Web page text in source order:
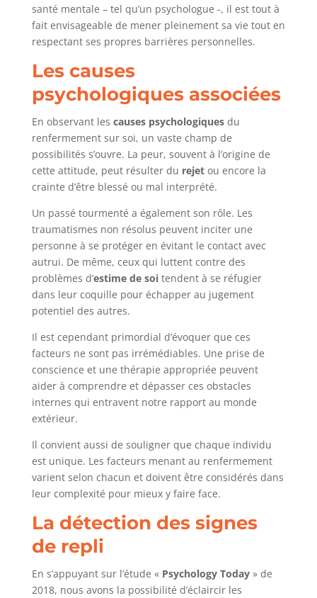
santé mentale – tel qu’un psychologue -, il est tout à
fait envisageable de mener pleinement sa vie tout en
respectant ses propres barrières personnelles.
Les causes
psychologiques associées
En observant les causes psychologiquesdu
renfermement sur soi, un vaste champ de
possibilités s’ouvre. La peur, souvent à l’origine de
cette attitude, peut résulter du rejetou encore la
crainte d’être blessé ou mal interprété.
Un passé tourmenté a également son rôle. Les
traumatismes non résolus peuvent inciter une
personne à se protéger en évitant le contact avec
autrui. De même, ceux qui luttent contre des
problèmes d’estime de soitendent à se réfugier
dans leur coquille pour échapper au jugement
potentiel des autres.
Il est cependant primordial d’évoquer que ces
facteurs ne sont pas irrémédiables. Une prise de
conscience et une thérapie appropriée peuvent
aider à comprendre et dépasser ces obstacles
internes qui entravent notre rapport au monde
extérieur.
Il convient aussi de souligner que chaque individu
est unique. Les facteurs menant au renfermement
varient selon chacun et doivent être considérés dans
leur complexité pour mieux y faire face.
La détection des signes
de repli
En s’appuyant sur l’étude « Psychology Today» de
2018, nous avons la possibilité d’éclaircir les